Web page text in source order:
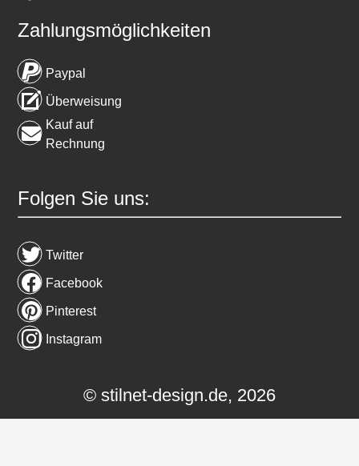
Zahlungsmöglichkeiten
Paypal
Überweisung
Kauf auf
Rechnung
Folgen Sie uns:
Twitter
Facebook
Pinterest
Instagram
© stilnet-design.de, 2026